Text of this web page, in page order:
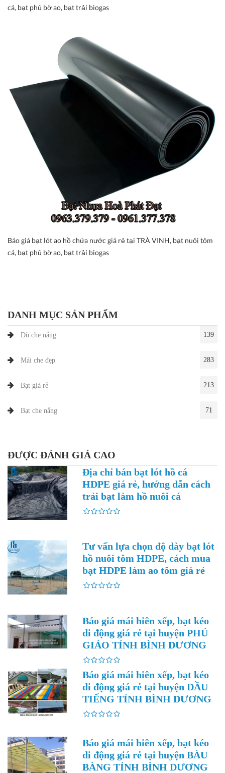
cá, bạt phủ bờ ao, bạt trải biogas
Báo giá bạt lót ao hồ chứa nước giá rẻ tại TRÀ VINH, bạt nuôi tôm
cá, bạt phủ bờ ao, bạt trải biogas
DANH MỤC SẢN PHẨM
Dù che nắng 139
Mái che đẹp 283
Bạt giá rẻ 213
Bạt che nắng 71
ĐƯỢC ĐÁNH GIÁ CAO
Địa chỉ bán bạt lót hồ cá
HDPE giá rẻ, hướng dẫn cách
trải bạt làm hồ nuôi cá
Tư vấn lựa chọn độ dày bạt lót
hồ nuôi tôm HDPE, cách mua
bạt HDPE làm ao tôm giá rẻ
Báo giá mái hiên xếp, bạt kéo
di động giá rẻ tại huyện PHÚ
GIÁO TỈNH BÌNH DƯƠNG
Báo giá mái hiên xếp, bạt kéo
di động giá rẻ tại huyện DẦU
TIẾNG TỈNH BÌNH DƯƠNG
Báo giá mái hiên xếp, bạt kéo
di động giá rẻ tại huyện BÀU
BÀNG TỈNH BÌNH DƯƠNG